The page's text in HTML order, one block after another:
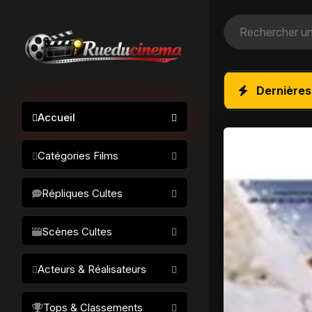
Accueil
Catégories Films
Science-fiction
Drame / Thriller
Comédie/humour
Horreur
Fantastique
Répliques Cultes
Scènes Cultes
Acteurs & Réalisateurs
Tops & Classements